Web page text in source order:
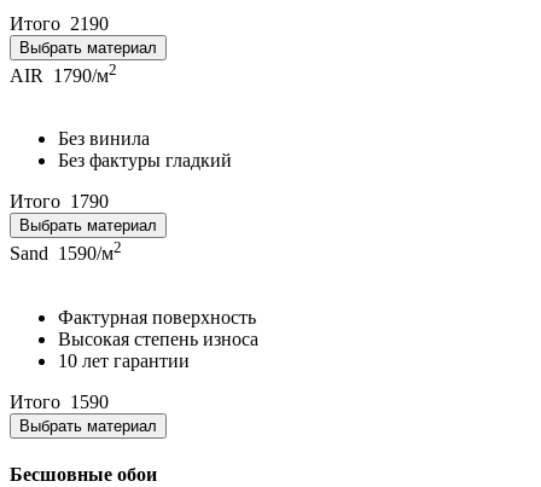
Итого 2190
Выбрать материал
AIR 1790/м2
Без винила
Без фактуры гладкий
Итого 1790
Выбрать материал
Sand 1590/м2
Фактурная поверхность
Высокая степень износа
10 лет гарантии
Итого 1590
Выбрать материал
Бесшовные обои